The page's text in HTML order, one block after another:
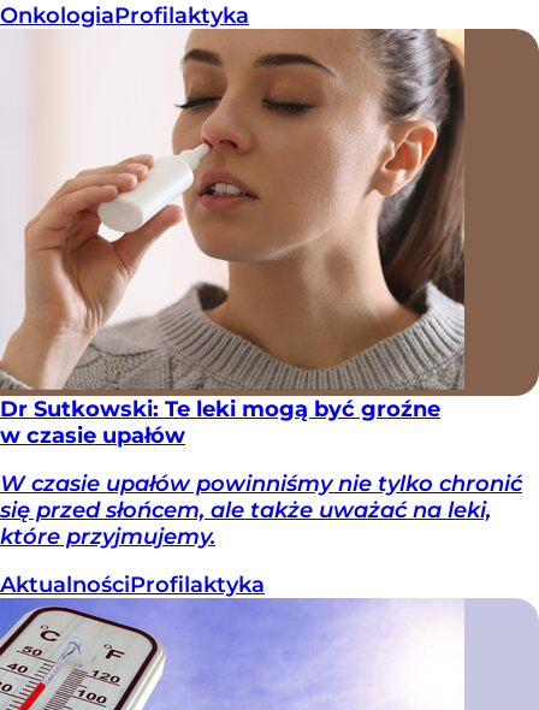
OnkologiaProfilaktyka
Dr Sutkowski: Te leki mogą być groźne
w czasie upałów
W czasie upałów powinniśmy nie tylko chronić
się przed słońcem, ale także uważać na leki,
które przyjmujemy.
AktualnościProfilaktyka